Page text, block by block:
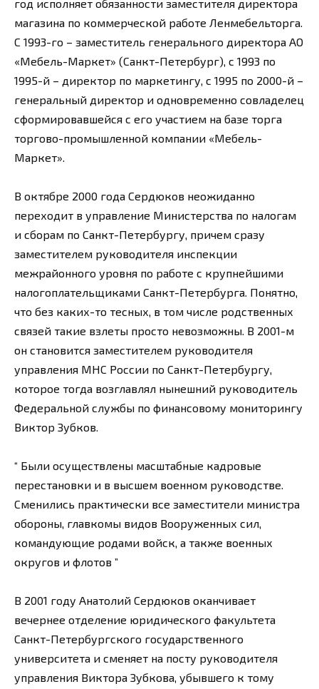
год исполняет обязанности заместителя директора
магазина по коммерческой работе Ленмебельторга.
С 1993-го – заместитель генерального директора АО
«Мебель-Маркет» (Санкт-Петербург), с 1993 по
1995-й – директор по маркетингу, с 1995 по 2000-й –
генеральный директор и одновременно совладелец
сформировавшейся с его участием на базе торга
торгово-промышленной компании «Мебель-
Маркет».
В октябре 2000 года Сердюков неожиданно
переходит в управление Министерства по налогам
и сборам по Санкт-Петербургу, причем сразу
заместителем руководителя инспекции
межрайонного уровня по работе с крупнейшими
налогоплательщиками Санкт-Петербурга. Понятно,
что без каких-то тесных, в том числе родственных
связей такие взлеты просто невозможны. В 2001-м
он становится заместителем руководителя
управления МНС России по Санкт-Петербургу,
которое тогда возглавлял нынешний руководитель
Федеральной службы по финансовому мониторингу
Виктор Зубков.
“ Были осуществлены масштабные кадровые
перестановки и в высшем военном руководстве.
Сменились практически все заместители министра
обороны, главкомы видов Вооруженных сил,
командующие родами войск, а также военных
округов и флотов ”
В 2001 году Анатолий Сердюков оканчивает
вечернее отделение юридического факультета
Санкт-Петербургского государственного
университета и сменяет на посту руководителя
управления Виктора Зубкова, убывшего к тому